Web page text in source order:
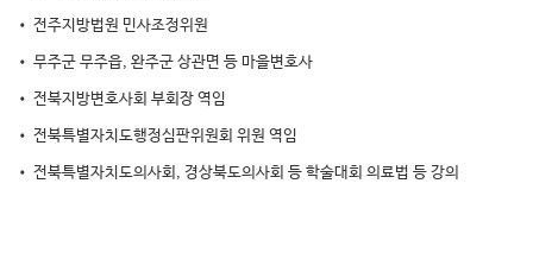
• 전주지방법원 민사조정위원
• 무주군 무주읍, 완주군 상관면 등 마을변호사
• 전북지방변호사회 부회장 역임
• 전북특별자치도행정심판위원회 위원 역임
• 전북특별자치도의사회, 경상북도의사회 등 학술대회 의료법 등 강의